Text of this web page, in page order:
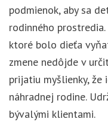
podmienok, aby sa
rodinného
ktoré bolo dieťa
zmene nedôjde v
prijatiu myšlienky, že
náhradnej rodine.
bývalými klientami.